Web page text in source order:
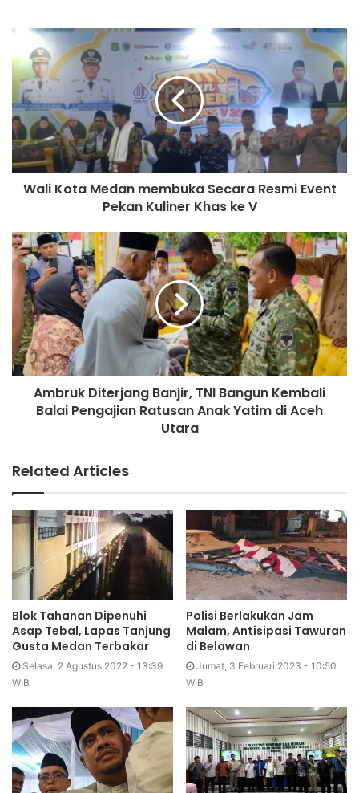
b
i
t
e
Wali Kota Medan membuka Secara Resmi Event
Pekan Kuliner Khas ke V
Ambruk Diterjang Banjir, TNI Bangun Kembali
Balai Pengajian Ratusan Anak Yatim di Aceh
Utara
Related Articles
Blok Tahanan Dipenuhi
Asap Tebal, Lapas Tanjung
Gusta Medan Terbakar
Selasa, 2 Agustus 2022 - 13:39
WIB
Polisi Berlakukan Jam
Malam, Antisipasi Tawuran
di Belawan
Jumat, 3 Februari 2023 - 10:50
WIB